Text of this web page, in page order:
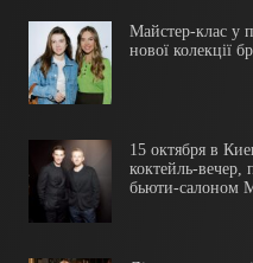
Майстер-клас у
нової колекції
15 октября в
коктейль-
бьюти-салоном